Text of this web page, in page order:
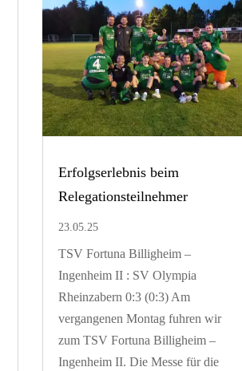
Erfolgserlebnis beim
Relegationsteilnehmer
23.05.25
TSV Fortuna Billigheim –
Ingenheim II : SV Olympia
Rheinzabern 0:3 (0:3) Am
vergangenen Montag fuhren wir
zum TSV Fortuna Billigheim –
Ingenheim II. Die Messe für die